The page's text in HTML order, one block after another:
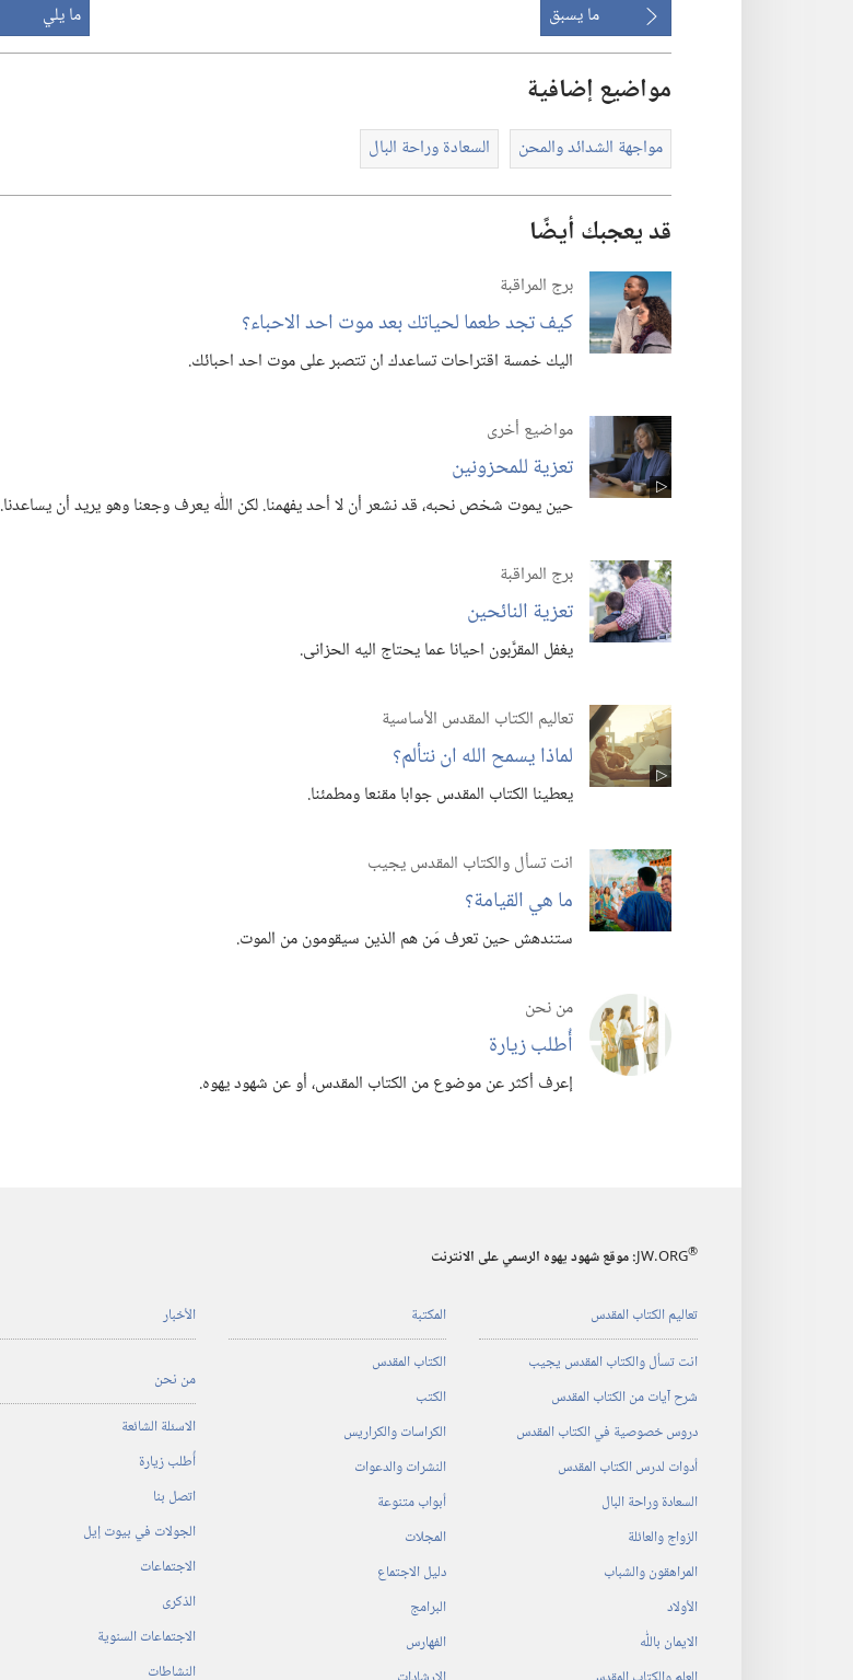
ما يسبق ما يلي
مواضيع إضافية
مواجهة الشدائد والمحن السعادة وراحة البال
قد يعجبك أيضًا
برج المراقبة
كيف تجد طعما لحياتك بعد موت احد الاحباء؟‏
اليك خمسة اقتراحات تساعدك ان تتصبر على موت احد احبائك.‏
مواضيع أخرى
تعزية للمحزونين
حين يموت شخص نحبه،‏ قد نشعر أن لا أحد يفهمنا.‏ لكن اللّٰه يعرف وجعنا وهو يريد أن يساعدنا.‏
برج المراقبة
تعزية النائحين
يغفل المقرَّبون احيانا عما يحتاج اليه الحزانى.‏
تعاليم الكتاب المقدس الأساسية
لماذا يسمح الله ان نتألم؟‏
يعطينا الكتاب المقدس جوابا مقنعا ومطمئنا.‏
انت تسأل والكتاب المقدس يجيب
ما هي القيامة؟‏
ستندهش حين تعرف مَن هم الذين سيقومون من الموت.‏
من نحن
أُطلب زيارة
إعرف أكثر عن موضوع من الكتاب المقدس،‏ أو عن شهود يهوه.‏
JW.ORG® :‏ موقع شهود يهوه الرسمي على الانترنت
تعاليم الكتاب المقدس
انت تسأل والكتاب المقدس يجيب
شرح آيات من الكتاب المقدس
دروس خصوصية في الكتاب المقدس
أدوات لدرس الكتاب المقدس
السعادة وراحة البال
الزواج والعائلة
المراهقون والشباب
الأولاد
الايمان باللّٰه
المكتبة
الكتاب المقدس
الكتب
الكراسات والكراريس
النشرات والدعوات
أبواب متنوعة
المجلات
دليل الاجتماع
البرامج
الفهارس
الأخبار
من نحن
الاسئلة الشائعة
أُطلب زيارة
اتصل بنا
الجولات في بيوت إيل
الاجتماعات
الذكرى
الاجتماعات السنوية
النشاطات